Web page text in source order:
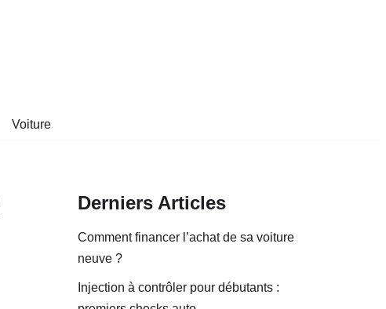
Voiture
Derniers Articles
Comment financer l’achat de sa voiture
neuve ?
Injection à contrôler pour débutants :